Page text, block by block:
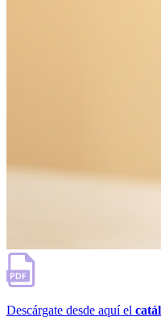
Descárgate desde aquí el